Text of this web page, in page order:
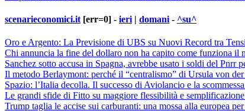
scenarieconomici.it [err=0] - ieri | domani - ^su^
Oro e Argento: La Previsione di UBS su Nuovi Record tra
Chi annuncia la fine del dollaro non ha capito come funziona il
Sanchez sotto accusa in Spagna, avrebbe usato i soldi del Pnrr
Il metodo Berlaymont: perché il “centralismo” di Ursula von
Spazio: l’Italia decolla. Il successo di Aviolancio e la
Le grandi sfide di Fitto su maggiore flessibilità e
Trump taglia le accise sui carburanti: una mossa alla europea